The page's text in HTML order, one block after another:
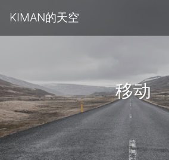
KIMAN的天空
移动